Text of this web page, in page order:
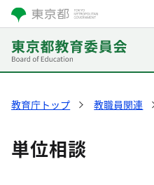
教育庁トップ 教職員関連
単位相談